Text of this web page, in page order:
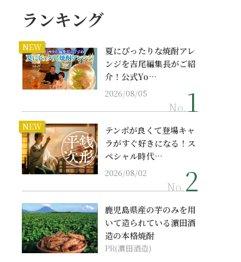
ランキング
NEW
夏にぴったりな焼酎アレ
ンジを吉尾編集長がご紹
介！公式Yo…
2026/08/05
No.
NEW
テンポが良くて登場キャ
ラがすぐ好きになる！ス
ペシャル時代…
2026/08/02
No.
鹿児島県産の芋のみを用
いて造られている濵田酒
造の本格焼酎
PR(濵田酒造)